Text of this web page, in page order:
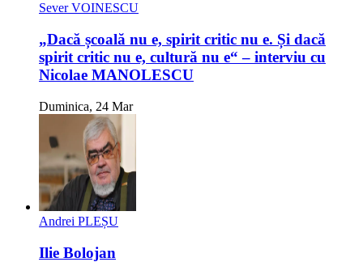
Sever VOINESCU
„Dacă școală nu e, spirit critic nu e. Și dacă
spirit critic nu e, cultură nu e“ – interviu cu
Nicolae MANOLESCU
Duminica, 24 Mar
Andrei PLEȘU
Ilie Bolojan